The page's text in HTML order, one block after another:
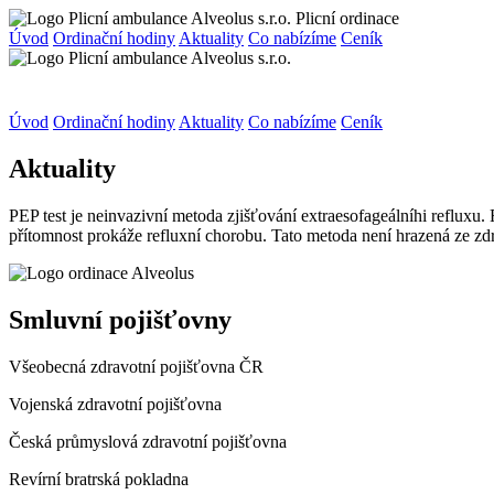
Plicní ordinace
Úvod Ordinační hodiny Aktuality Co nabízíme Ceník
Úvod Ordinační hodiny Aktuality Co nabízíme Ceník
Aktuality
PEP test je neinvazivní metoda zjišťování extraesofageálníhi refluxu.
přítomnost prokáže refluxní chorobu. Tato metoda není hrazená ze
Smluvní pojišťovny
Všeobecná zdravotní pojišťovna ČR
Vojenská zdravotní pojišťovna
Česká průmyslová zdravotní pojišťovna
Revírní bratrská pokladna